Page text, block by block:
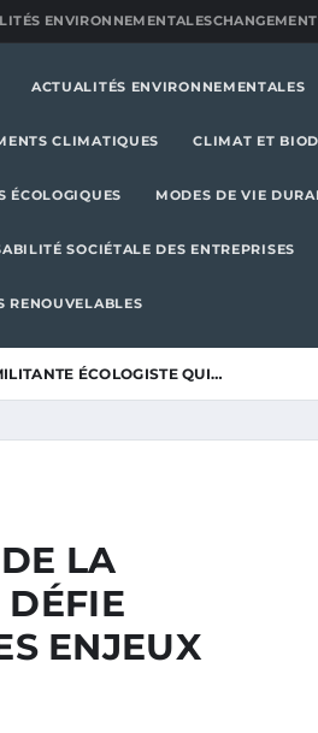
ENVIRONNEMENTALES
ACTUALITÉS ENVIRONNEMENTALES
CLIMATIQUES CLIMAT ET
ÉCOLOGIQUES MODES DE VIE
SOCIÉTALE DES ENTREPRISES
RENOUVELABLES
ÉCOLOGISTE QUI…
LA
ENJEUX